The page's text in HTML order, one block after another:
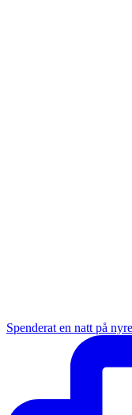
Spenderat en natt på